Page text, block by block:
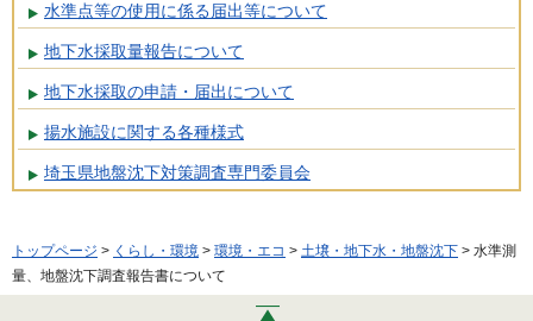
水準点等の使用に係る届出等について
地下水採取量報告について
地下水採取の申請・届出について
揚水施設に関する各種様式
埼玉県地盤沈下対策調査専門委員会
トップページ > くらし・環境 > 環境・エコ > 土壌・地下水・地盤沈下 > 水準測
量、地盤沈下調査報告書について